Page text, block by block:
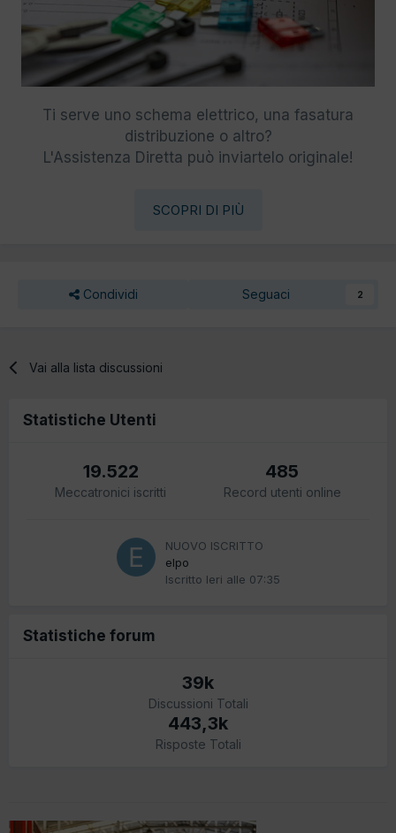
Ti serve uno schema elettrico, una fasatura
distribuzione o altro?
L'Assistenza Diretta può inviartelo originale!
SCOPRI DI PIÙ
Condividi Seguaci 2
Vai alla lista discussioni
Statistiche Utenti
19.522
Meccatronici iscritti
485
Record utenti online
NUOVO ISCRITTO
elpo
Iscritto Ieri alle 07:35
Statistiche forum
39k
Discussioni Totali
443,3k
Risposte Totali